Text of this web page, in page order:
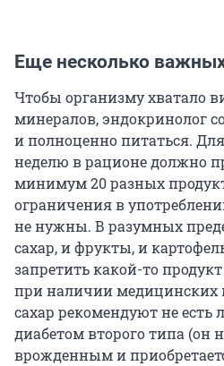
Еще несколько
Чтобы организму хватало
минералов, эндокринолог
и полноценно питаться.
неделю в рационе должно
минимум 20 разных
ограничения в
не нужны. В разумных
сахар, и фрукты, и
запретить какой-то
при наличии медицинских
сахар рекомендуют не
диабетом второго типа (он
врожденным и